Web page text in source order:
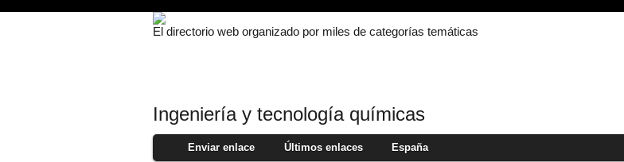
El directorio web organizado por miles de categorías temáticas
Ingenierí­a y tecnologí­a quí­micas
Enviar enlace Últimos enlaces España